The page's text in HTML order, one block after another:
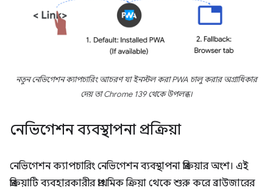
নতুন নেভিগেশন ক্যাপচারিং আচরণ যা ইনস্টল করা PWA চালু করার অগ্রাধিকার
দেয় তা Chrome 139 থেকে উপলব্ধ।
নেভিগেশন ব্যবস্থাপনা প্রক্রিয়া
নেভিগেশন ক্যাপচারিং নেভিগেশন ব্যবস্থাপনা প্রক্রিয়ার অংশ। এই
প্রক্রিয়াটি ব্যবহারকারীর প্রাথমিক ক্রিয়া থেকে শুরু করে ব্রাউজারের